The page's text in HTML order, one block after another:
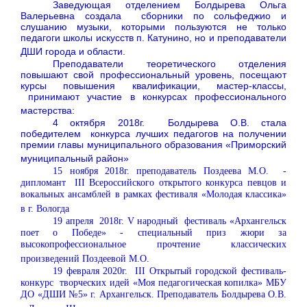
Заведующая отделением Болдырева Ольга
Валерьевна создала сборники по сольфеджио и
слушанию музыки, которыми пользуются не только
педагоги школы искусств п. Катунино, но и преподаватели
ДШИ города и области.
Преподаватели теоретического отделения
повышают свой профессиональный уровень, посещают
курсы повышения квалификации, мастер-классы,
принимают участие в конкурсах профессионального
мастерства:
4 октября 2018г. Болдырева О.В. стала
победителем конкурса лучших педагогов на получении
премии главы муниципального образования «Приморский
муниципальный район»
15 ноября 2018г. преподаватель Поздеева М.О. -
дипломант III Всероссийского открытого конкурса певцов и
вокальных ансамблей в рамках фестиваля «Молодая классика»
в г. Вологда
19 апреля 2018г. V народный фестиваль «Архангельск
поет о Победе» -
специальный приз жюри за
высокопрофессиональное прочтение классических
произведений Поздеевой М.О.
19 февраля 2020г. III Открытый городской фестиваль-
конкурс творческих идей «Моя педагогическая копилка» МБУ
ДО «ДШИ №5» г. Архангельск. Преподаватель Болдырева О.В.